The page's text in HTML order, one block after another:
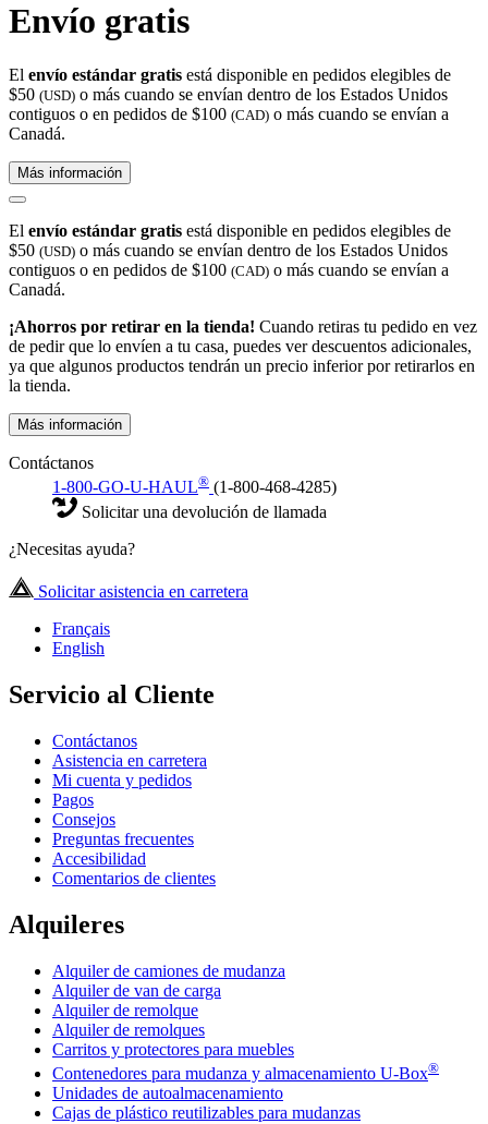
Envío gratis
El envío estándar gratis está disponible en pedidos elegibles de
$50 (USD) o más cuando se envían dentro de los Estados Unidos
contiguos o en pedidos de $100 (CAD) o más cuando se envían a
Canadá.
Más información
El envío estándar gratis está disponible en pedidos elegibles de
$50 (USD) o más cuando se envían dentro de los Estados Unidos
contiguos o en pedidos de $100 (CAD) o más cuando se envían a
Canadá.
¡Ahorros por retirar en la tienda! Cuando retiras tu pedido en vez
de pedir que lo envíen a tu casa, puedes ver descuentos adicionales,
ya que algunos productos tendrán un precio inferior por retirarlos en
la tienda.
Más información
Contáctanos
1-800-GO-U-HAUL® (1-800-468-4285)
Solicitar una devolución de llamada
¿Necesitas ayuda?
Solicitar asistencia en carretera
Français
English
Servicio al Cliente
Contáctanos
Asistencia en carretera
Mi cuenta y pedidos
Pagos
Consejos
Preguntas frecuentes
Accesibilidad
Comentarios de clientes
Alquileres
Alquiler de camiones de mudanza
Alquiler de van de carga
Alquiler de remolque
Alquiler de remolques
Carritos y protectores para muebles
Contenedores para mudanza y almacenamiento U-Box®
Unidades de autoalmacenamiento
Cajas de plástico reutilizables para mudanzas